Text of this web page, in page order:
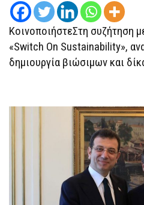
ΤΗΣ
ΦΤΏΧΕΙΑΣ
ΚοινοποιήστεΣτη συζήτηση
«Switch On Sustainability»,
δημιουργία βιώσιμων και